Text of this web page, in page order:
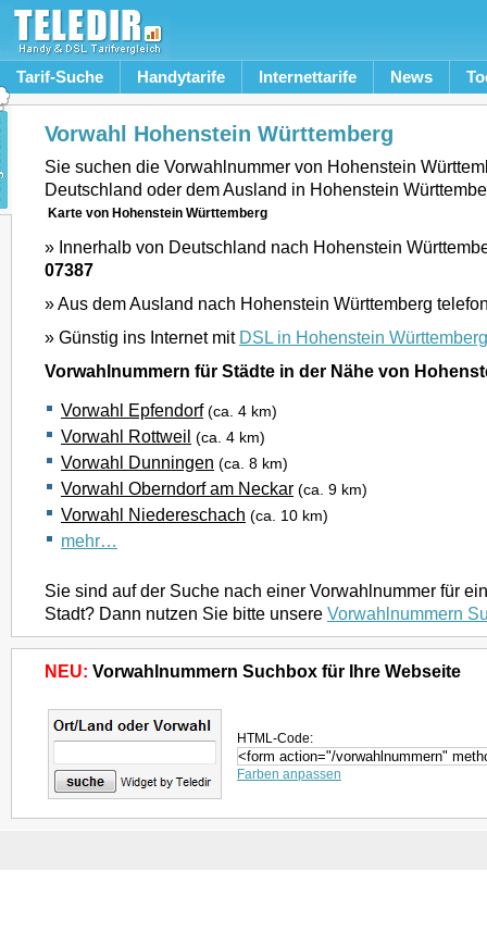
Tarif-Suche Handytarife Internettarife News
Vorwahl Hohenstein Württemberg
Sie suchen die Vorwahlnummer von Hohenstein
Deutschland oder dem Ausland in Hohenstein
Karte von Hohenstein Württemberg
» Innerhalb von Deutschland nach Hohenstein
07387
» Aus dem Ausland nach Hohenstein Württemberg
» Günstig ins Internet mit DSL in Hohenstein Württemberg
Vorwahlnummern für Städte in der Nähe von
Vorwahl Epfendorf (ca. 4 km)
Vorwahl Rottweil (ca. 4 km)
Vorwahl Dunningen (ca. 8 km)
Vorwahl Oberndorf am Neckar (ca. 9 km)
Vorwahl Niedereschach (ca. 10 km)
mehr…
Sie sind auf der Suche nach einer Vorwahlnummer für
Stadt? Dann nutzen Sie bitte unsere Vorwahlnummern
NEU: Vorwahlnummern Suchbox für Ihre Webseite
HTML-Code:
Farben anpassen